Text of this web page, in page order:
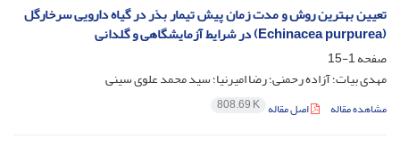
تعیین بهترین روش و مدت زمان پیش تیمار بذر در گیاه دارویی سرخارگل
(Echinacea purpurea) در شرایط آزمایشگاهی و گلدانی
صفحه1-15
مهدی بیات؛ آزاده رحمنی؛ رضا امیرنیا؛ سید محمد علوی سینی
مشاهده مقاله اصل مقاله 808.69 K